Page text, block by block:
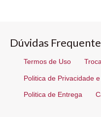
Dúvidas
Termos de Uso
Politica de Privacidade
Politica de Entrega